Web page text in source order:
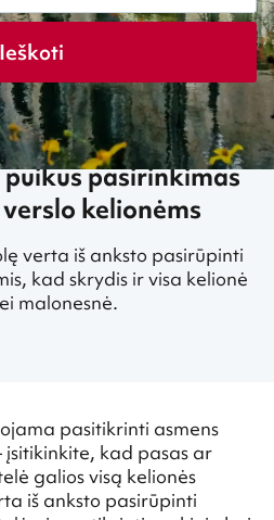
Ieškoti
pasirinkimas
kelionėms
verta iš anksto pasirūpinti
kad skrydis ir visa kelionė
malonesnė.
pasitikrinti asmens
kad pasas ar
galios visą kelionės
iš anksto pasirūpinti